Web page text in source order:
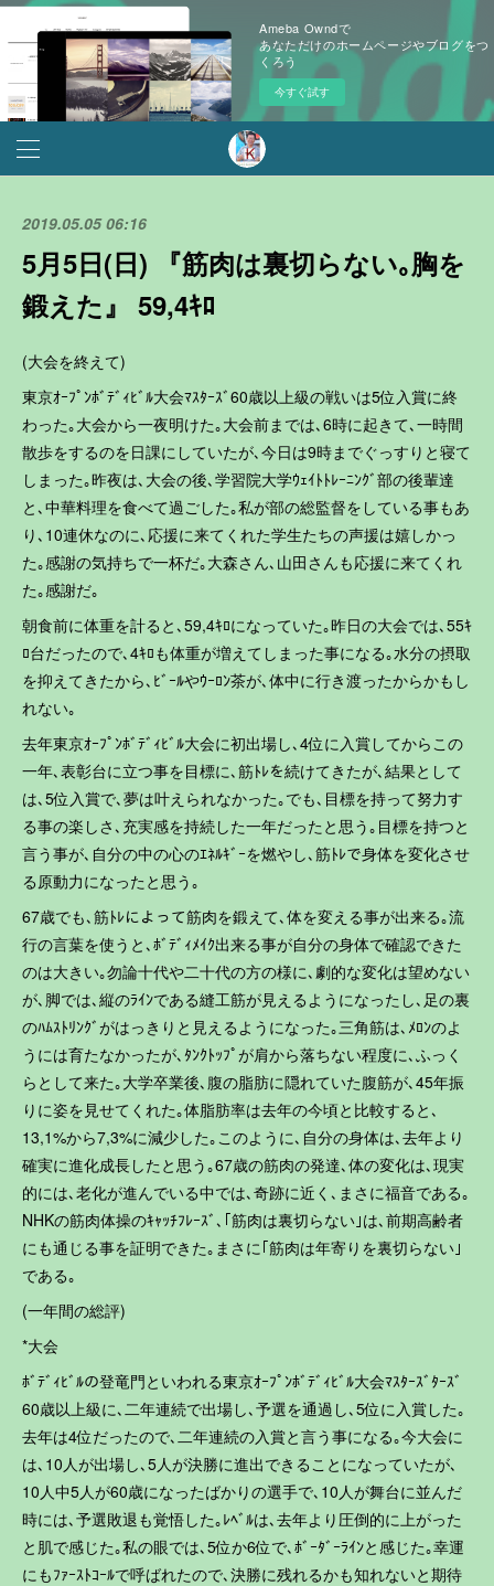
Ameba Owndで
あなただけのホームページやブログをつ
くろう
今すぐ試す
2019.05.05 06:16
5月5日(日) 『筋肉は裏切らない｡胸を
鍛えた』 59,4ｷﾛ
(大会を終えて)
東京ｵｰﾌﾟﾝﾎﾞﾃﾞｨﾋﾞﾙ大会ﾏｽﾀｰｽﾞ60歳以上級の戦いは5位入賞に終
わった｡大会から一夜明けた｡大会前までは､6時に起きて､一時間
散歩をするのを日課にしていたが､今日は9時までぐっすりと寝て
しまった｡昨夜は､大会の後､学習院大学ｳｪｲﾄﾄﾚｰﾆﾝｸﾞ部の後輩達
と､中華料理を食べて過ごした｡私が部の総監督をしている事もあ
り､10連休なのに､応援に来てくれた学生たちの声援は嬉しかっ
た｡感謝の気持ちで一杯だ｡大森さん､山田さんも応援に来てくれ
た｡感謝だ｡
朝食前に体重を計ると､59,4ｷﾛになっていた｡昨日の大会では､55ｷ
ﾛ台だったので､4ｷﾛも体重が増えてしまった事になる｡水分の摂取
を抑えてきたから､ﾋﾞｰﾙやｳｰﾛﾝ茶が､体中に行き渡ったからかもし
れない｡
去年東京ｵｰﾌﾟﾝﾎﾞﾃﾞｨﾋﾞﾙ大会に初出場し､4位に入賞してからこの
一年､表彰台に立つ事を目標に､筋ﾄﾚを続けてきたが､結果として
は､5位入賞で､夢は叶えられなかった｡でも､目標を持って努力す
る事の楽しさ､充実感を持続した一年だったと思う｡目標を持つと
言う事が､自分の中の心のｴﾈﾙｷﾞｰを燃やし､筋ﾄﾚで身体を変化させ
る原動力になったと思う｡
67歳でも､筋ﾄﾚによって筋肉を鍛えて､体を変える事が出来る｡流
行の言葉を使うと､ﾎﾞﾃﾞｨﾒｲｸ出来る事が自分の身体で確認できた
のは大きい｡勿論十代や二十代の方の様に､劇的な変化は望めない
が､脚では､縦のﾗｲﾝである縫工筋が見えるようになったし､足の裏
のﾊﾑｽﾄﾘﾝｸﾞがはっきりと見えるようになった｡三角筋は､ﾒﾛﾝのよ
うには育たなかったが､ﾀﾝｸﾄｯﾌﾟが肩から落ちない程度に､ふっく
らとして来た｡大学卒業後､腹の脂肪に隠れていた腹筋が､45年振
りに姿を見せてくれた｡体脂肪率は去年の今頃と比較すると､
13,1%から7,3%に減少した｡このように､自分の身体は､去年より
確実に進化成長したと思う｡67歳の筋肉の発達､体の変化は､現実
的には､老化が進んでいる中では､奇跡に近く､まさに福音である｡
NHKの筋肉体操のｷｬｯﾁﾌﾚｰｽﾞ､｢筋肉は裏切らない｣は､前期高齢者
にも通じる事を証明できた｡まさに｢筋肉は年寄りを裏切らない｣
である｡
(一年間の総評)
*大会
ﾎﾞﾃﾞｨﾋﾞﾙの登竜門といわれる東京ｵｰﾌﾟﾝﾎﾞﾃﾞｨﾋﾞﾙ大会ﾏｽﾀｰｽﾞﾀｰｽﾞ
60歳以上級に､二年連続で出場し､予選を通過し､5位に入賞した｡
去年は4位だったので､二年連続の入賞と言う事になる｡今大会に
は､10人が出場し､5人が決勝に進出できることになっていたが､
10人中5人が60歳になったばかりの選手で､10人が舞台に並んだ
時には､予選敗退も覚悟した｡ﾚﾍﾞﾙは､去年より圧倒的に上がった
と肌で感じた｡私の眼では､5位か6位で､ﾎﾞｰﾀﾞｰﾗｲﾝと感じた｡幸運
にもﾌｧｰｽﾄｺｰﾙで呼ばれたので､決勝に残れるかも知れないと期待